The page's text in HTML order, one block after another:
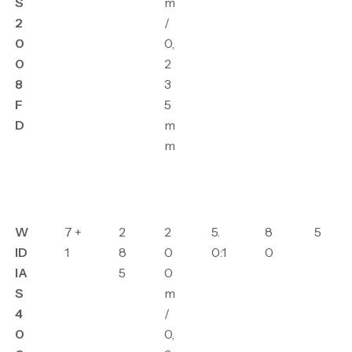
2
0
0
8
F
D
/
0,
2
3
5
m
m
W
ID
IA
S
4
0
7 +
1
2
8
5
2
0
0
m
/
0,
5.
0:1
8
0
5